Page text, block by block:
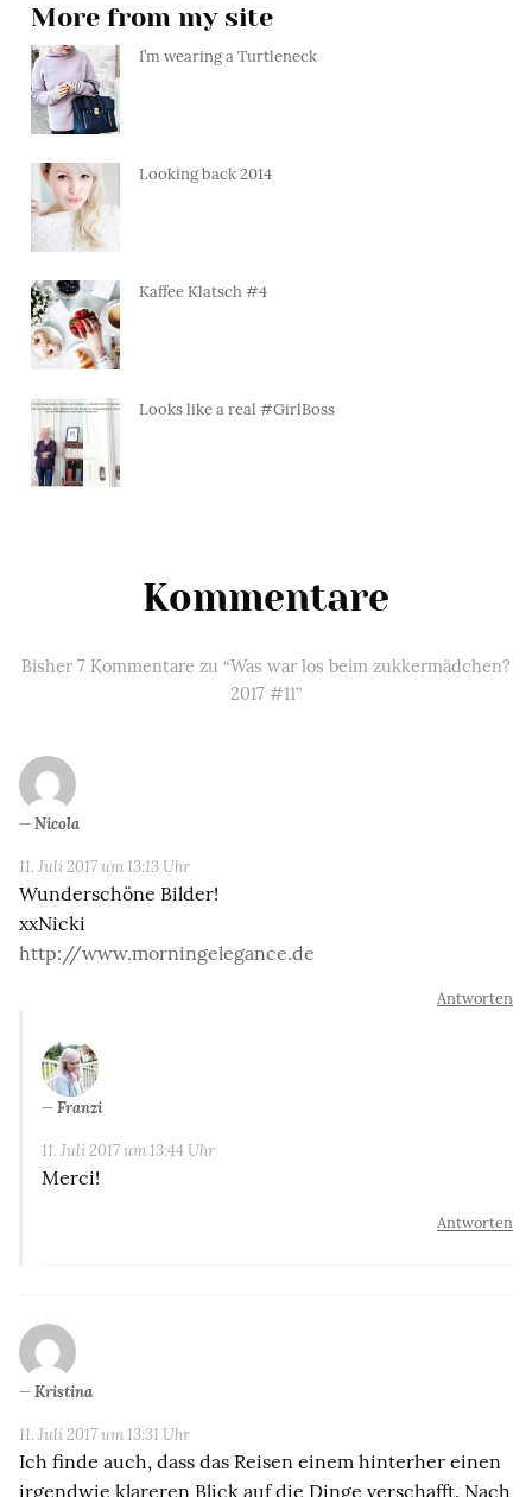
More from my site
I’m wearing a Turtleneck
Looking back 2014
Kaffee Klatsch #4
Looks like a real #GirlBoss
Kommentare
Bisher 7 Kommentare zu “Was war los beim zukkermädchen?
2017 #11”
Nicola
11. Juli 2017 um 13:13 Uhr
Wunderschöne Bilder!
xxNicki
http://www.morningelegance.de
Antworten
Franzi
11. Juli 2017 um 13:44 Uhr
Merci!
Antworten
Kristina
11. Juli 2017 um 13:31 Uhr
Ich finde auch, dass das Reisen einem hinterher einen
irgendwie klareren Blick auf die Dinge verschafft. Nach